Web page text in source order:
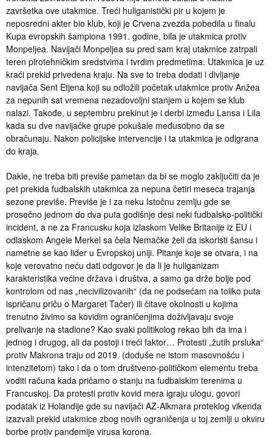
završetka ove utakmice. Treći huliganistički pir u kojem je
neposredni akter bio klub, koji je Crvena zvezda pobedila u finalu
Kupa evropskih šampiona 1991. godine, bila je utakmica protiv
Monpeljea. Navijači Monpeljea su pred sam kraj utakmice zatrpali
teren pirotehničkim sredstvima i tvrdim predmetima. Utakmica je uz
kraći prekid privedena kraju. Na sve to treba dodati i divljanje
navijača Sent Etjena koji su odložili početak utakmice protiv Anžea
za nepunih sat vremena nezadovoljni stanjem u kojem se klub
nalazi. Takođe, u septembru prekinut je i derbi između Lansa i Lila
kada su dve navijačke grupe pokušale međusobno da se
obračunaju. Nakon policijske intervencije i ta utakmica je odigrana
do kraja.
Dakle, ne treba biti previše pametan da bi se moglo zaključiti da je
pet prekida fudbalskih utakmica za nepuna četiri meseca trajanja
sezone previše. Previše je i za neku Istočnu zemlju gde se
prosečno jednom do dva puta godišnje desi neki fudbalsko-politički
incident, a ne za Francusku koja izlaskom Velike Britanije iz EU i
odlaskom Angele Merkel sa čela Nemačke želi da iskoristi šansu i
nametne se kao lider u Evropskoj uniji. Pitanje koje se otvara, i na
koje verovatno neću dati odgovor je da li je huliganizam
karakteristika većine država i društva, a samo ga drže bolje pod
kontrolom od nas „necivilizovanih“ (da ne podsećam na toliko puta
ispričanu priču o Margaret Tačer) ili čitave okolnosti u kojima
trenutno živimo sa kovidim ograničenjima doživljavaju svoje
prelivanje na stadione? Kao svaki politikolog rekao bih da ima i
jednog i drugog, ali da postoji i treći faktor… Protesti „žutih prsluka“
protiv Makrona traju od 2019. (doduše ne istom masovnošću i
intenzitetom) tako i da o tom društveno-političkom elementu treba
voditi računa kada pričamo o stanju na fudbalskim terenima u
Francuskoj. Da protesti protiv kovid mera igraju ulogu, govori
podatak iz Holandije gde su navijači AZ-Alkmara proteklog vikenda
izazvali prekid utakmice zbog novih ograničenja u toj zemlji u okviru
borbe protiv pandemije virusa korona.